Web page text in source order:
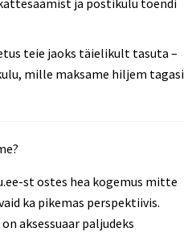
ja postikulu tõendi
teie jaoks täielikult tasuta –
mille maksame hiljem tagasi
st ostes hea kogemus mitte
ka pikemas perspektiivis.
aksessuaar paljudeks